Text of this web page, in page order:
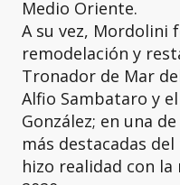
Medio Oriente.
A su vez, Mordolini
remodelación y
Tronador de Mar
Alfio Sambataro y
González; en una
más destacadas
hizo realidad con